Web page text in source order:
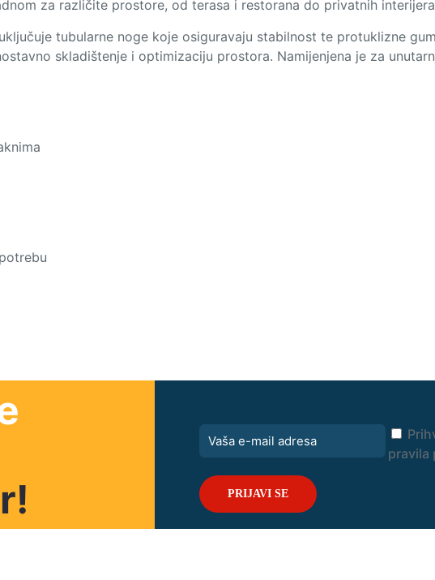
za različite prostore, od terasa i restorana do privatnih
tubularne noge koje osiguravaju stabilnost te protuklizne
skladištenje i optimizaciju prostora. Namijenjena je za
pravila